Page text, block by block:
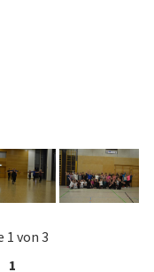
1 von 3
1